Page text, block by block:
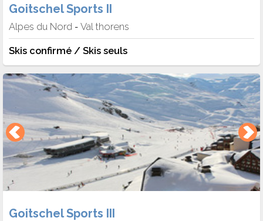
Goitschel Sports II
Alpes du Nord - Val thorens
Skis confirmé / Skis seuls
Goitschel Sports III